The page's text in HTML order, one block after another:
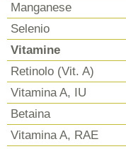
Manganese
Selenio
Vitamine
Retinolo (Vit. A)
Vitamina A, IU
Betaina
Vitamina A, RAE